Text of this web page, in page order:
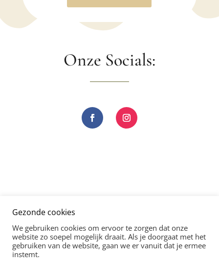
Onze Socials:
Gezonde cookies
We gebruiken cookies om ervoor te zorgen dat onze
website zo soepel mogelijk draait. Als je doorgaat met het
gebruiken van de website, gaan we er vanuit dat je ermee
instemt.